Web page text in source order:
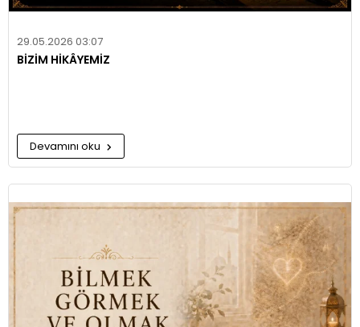
29.05.2026 03:07
BİZİM HİKÂYEMİZ
Devamını oku